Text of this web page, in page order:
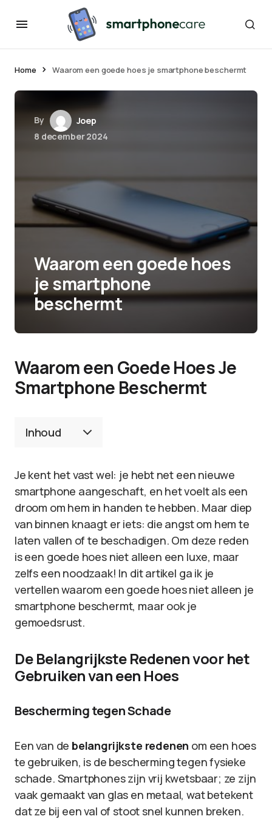
Home Waarom een goede hoes je smartphone beschermt
By
Joep
8 december 2024
Waarom een goede hoes
je smartphone
beschermt
Waarom een Goede Hoes Je
Smartphone Beschermt
Inhoud
Je kent het vast wel: je hebt net een nieuwe
smartphone aangeschaft, en het voelt als een
droom om hem in handen te hebben. Maar diep
van binnen knaagt er iets: die angst om hem te
laten vallen of te beschadigen. Om deze reden
is een goede hoes niet alleen een luxe, maar
zelfs een noodzaak! In dit artikel ga ik je
vertellen waarom een goede hoes niet alleen je
smartphone beschermt, maar ook je
gemoedsrust.
De Belangrijkste Redenen voor het
Gebruiken van een Hoes
Bescherming tegen Schade
Een van de belangrijkste redenen om een hoes
te gebruiken, is de bescherming tegen fysieke
schade. Smartphones zijn vrij kwetsbaar; ze zijn
vaak gemaakt van glas en metaal, wat betekent
dat ze bij een val of stoot snel kunnen breken.